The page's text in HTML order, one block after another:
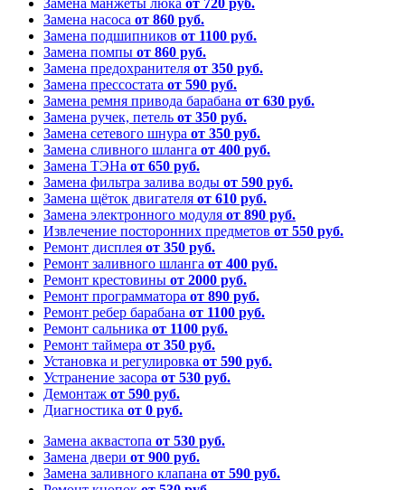
Замена насоса от 860 руб.
Замена подшипников от 1100 руб.
Замена помпы от 860 руб.
Замена предохранителя от 350 руб.
Замена прессостата от 590 руб.
Замена ремня привода барабана от 630 руб.
Замена ручек, петель от 350 руб.
Замена сетевого шнура от 350 руб.
Замена сливного шланга от 400 руб.
Замена ТЭНа от 650 руб.
Замена фильтра залива воды от 590 руб.
Замена щёток двигателя от 610 руб.
Замена электронного модуля от 890 руб.
Извлечение посторонних предметов от 550 руб.
Ремонт дисплея от 350 руб.
Ремонт заливного шланга от 400 руб.
Ремонт крестовины от 2000 руб.
Ремонт программатора от 890 руб.
Ремонт ребер барабана от 1100 руб.
Ремонт сальника от 1100 руб.
Ремонт таймера от 350 руб.
Установка и регулировка от 590 руб.
Устранение засора от 530 руб.
Демонтаж от 590 руб.
Диагностика от 0 руб.
Замена аквастопа от 530 руб.
Замена двери от 900 руб.
Замена заливного клапана от 590 руб.